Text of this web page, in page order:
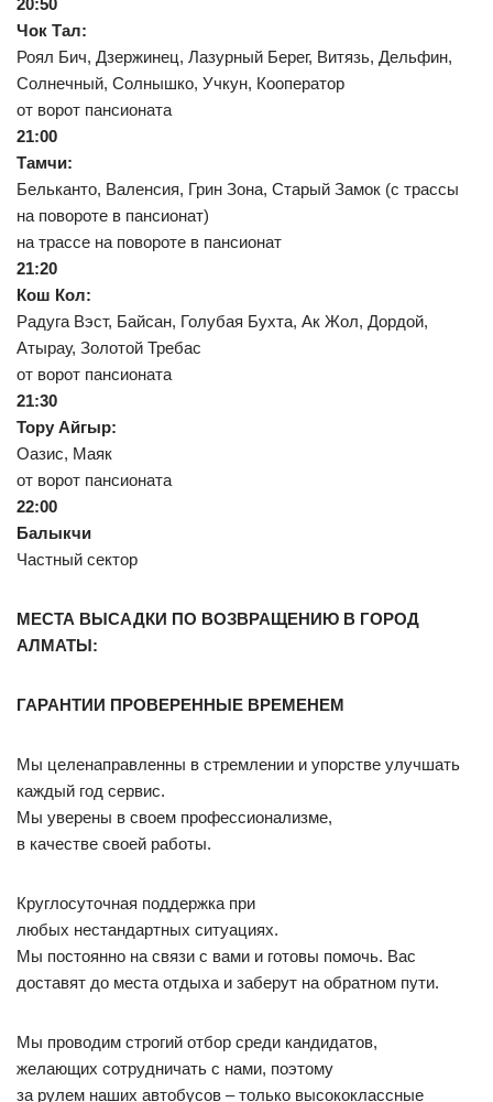
20:50
Чок Тал:
Роял Бич, Дзержинец, Лазурный Берег, Витязь, Дельфин,
Солнечный, Солнышко, Учкун, Кооператор
от ворот пансионата
21:00
Тамчи:
Бельканто, Валенсия, Грин Зона, Старый Замок (с трассы
на повороте в пансионат)
на трассе на повороте в пансионат
21:20
Кош Кол:
Радуга Вэст, Байсан, Голубая Бухта, Ак Жол, Дордой,
Атырау, Золотой Требас
от ворот пансионата
21:30
Тору Айгыр:
Оазис, Маяк
от ворот пансионата
22:00
Балыкчи
Частный сектор
МЕСТА ВЫСАДКИ ПО ВОЗВРАЩЕНИЮ В ГОРОД
АЛМАТЫ:
ГАРАНТИИ ПРОВЕРЕННЫЕ ВРЕМЕНЕМ
Мы целенаправленны в стремлении и упорстве улучшать
каждый год сервис.
Мы уверены в своем профессионализме,
в качестве своей работы.
Круглосуточная поддержка при
любых нестандартных ситуациях.
Мы постоянно на связи с вами и готовы помочь. Вас
доставят до места отдыха и заберут на обратном пути.
Мы проводим строгий отбор среди кандидатов,
желающих сотрудничать с нами, поэтому
за рулем наших автобусов – только высококлассные